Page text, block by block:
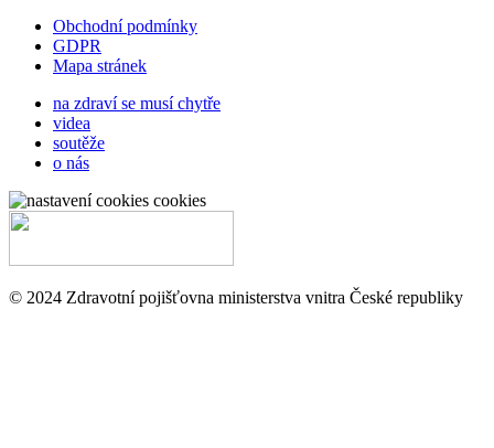
Obchodní podmínky
GDPR
Mapa stránek
na zdraví se musí chytře
videa
soutěže
o nás
cookies
© 2024 Zdravotní pojišťovna ministerstva vnitra České republiky